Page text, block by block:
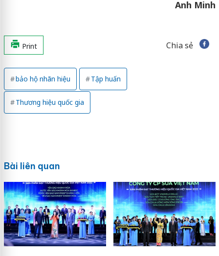
Anh Minh
Print Chia sẻ
bảo hộ nhãn hiệu Tập huấn
Thương hiệu quốc gia
Bài liên quan